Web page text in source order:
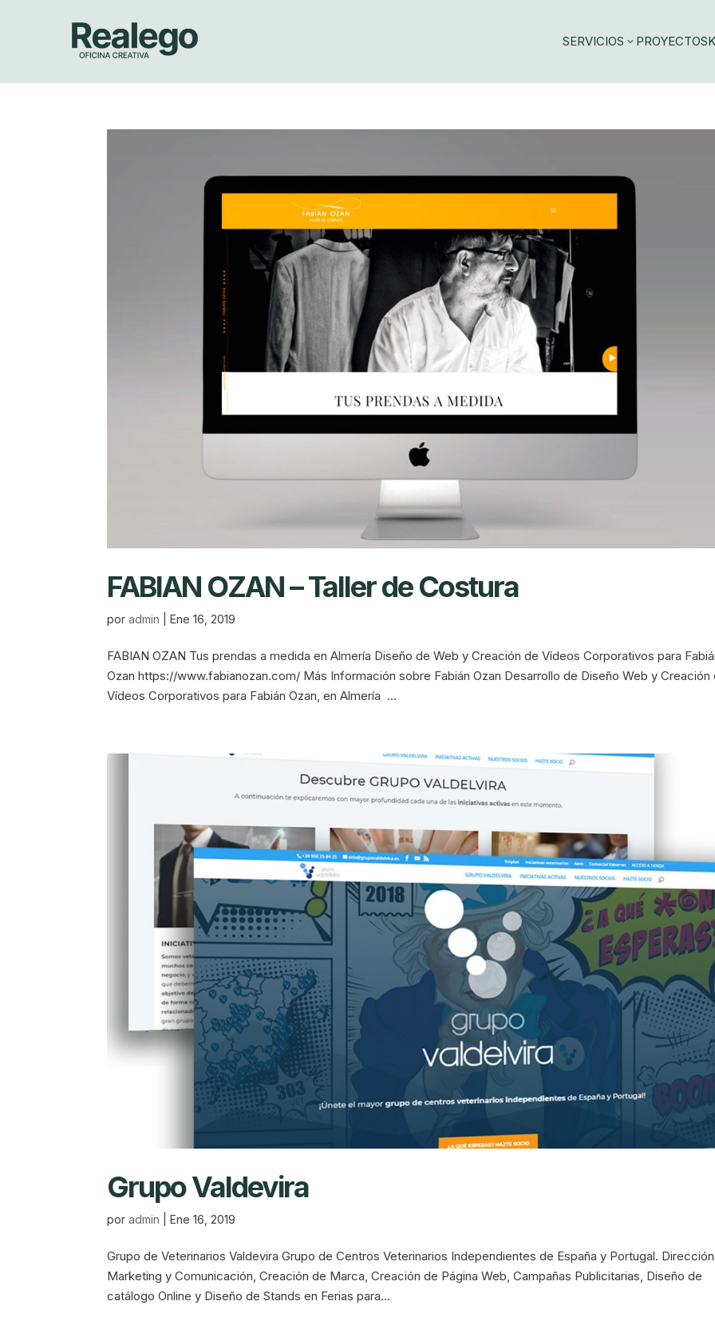
SERVICIOS 3 PROYECTOS
FABIAN OZAN – Taller de Costura
poradmin |Ene 16, 2019
FABIAN OZAN Tus prendas a medida en Almería Diseño de Web y Creación de Vídeos Corporativos para
Ozan https://www.fabianozan.com/ Más Información sobre Fabián Ozan Desarrollo de Diseño Web y Creación
Vídeos Corporativos para Fabián Ozan, en Almería ...
Grupo Valdevira
poradmin |Ene 16, 2019
Grupo de Veterinarios Valdevira Grupo de Centros Veterinarios Independientes de España y Portugal.
Marketing y Comunicación, Creación de Marca, Creación de Página Web, Campañas Publicitarias, Diseño de
catálogo Online y Diseño de Stands en Ferias para...